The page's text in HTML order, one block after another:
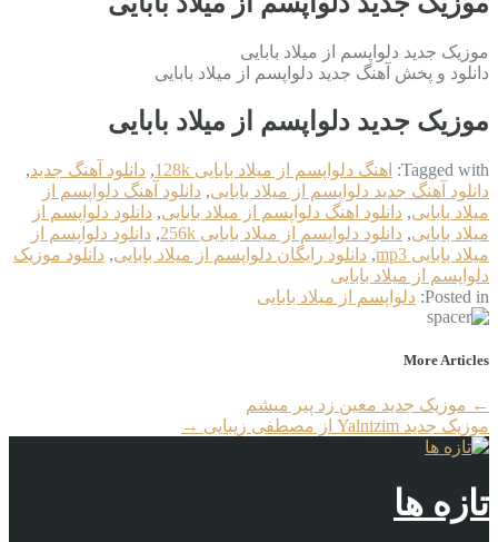
موزیک جدید دلواپسم از میلاد بابایی
دانلود و پخش آهنگ جدید دلواپسم از میلاد بابایی
موزیک جدید دلواپسم از میلاد بابایی
Tagged with: اهنگ دلواپسم از میلاد بابایی 128k , دانلود آهنگ جدید,
دانلود آهنگ جدید دلواپسم از میلاد بابایی, دانلود آهنگ دلواپسم از
میلاد بابایی, دانلود اهنگ دلواپسم از میلاد بابایی, دانلود دلواپسم از
میلاد بابایی, دانلود دلواپسم از میلاد بابایی 256k , دانلود دلواپسم از
میلاد بابایی mp3
, دانلود رایگان دلواپسم از میلاد بابایی, دانلود موزیک
دلواپسم از میلاد بابایی
Posted in: دلواپسم از میلاد بابایی
More Articles
← موزیک جدید معین زد پیر میشم
موزیک جدید Yalnizim از مصطفی زیبایی
→
تازه ها